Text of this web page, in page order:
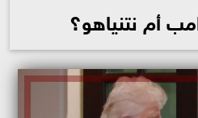
أم نتنياهو؟